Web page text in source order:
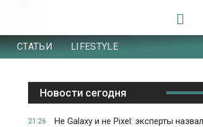
СТАТЬИ LIFESTYLE
Новости сегодня
21:26
Не Galaxy и не Pixel: эксперты